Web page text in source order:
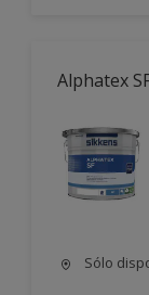
Alphatex
Sólo